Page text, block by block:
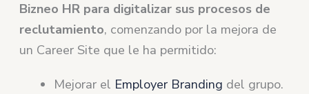
Bizneo HR para digitalizar sus procesos de
reclutamiento, comenzando por la mejora de
un Career Site que le ha permitido:
Mejorar el Employer Branding del grupo.